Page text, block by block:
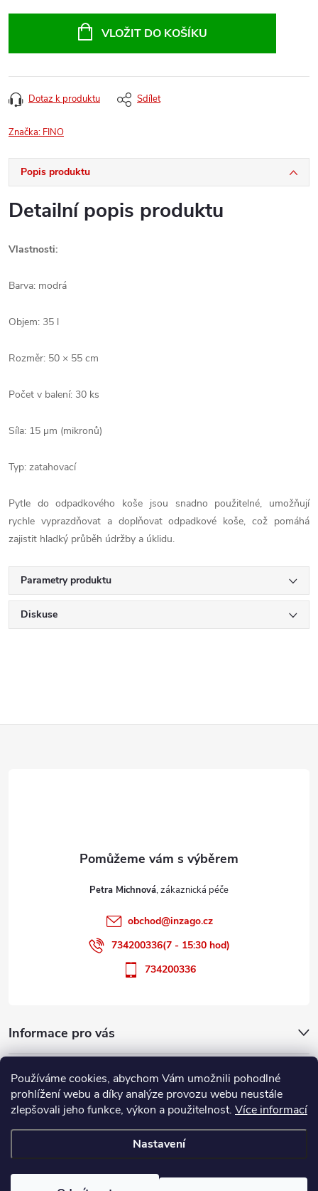
Používáme cookies, abychom Vám umožnili pohodlné
prohlížení webu a díky analýze provozu webu neustále
zlepšovali jeho funkce, výkon a použitelnost. Více informací
Nastavení
VLOŽIT DO KOŠÍKU
Dotaz k produktu Sdílet
Značka: FINO
Popis produktu
Detailní popis produktu
Vlastnosti:
Barva: modrá
Objem: 35 l
Rozměr: 50 × 55 cm
Počet v balení: 30 ks
Síla: 15 µm (mikronů)
Typ: zatahovací
Pytle do odpadkového koše jsou snadno použitelné, umožňují
rychle vyprazdňovat a doplňovat odpadkové koše, což pomáhá
zajistit hladký průběh údržby a úklidu.
Parametry produktu
Diskuse
Informace pro vás
Přijímáme online platby
Petra Michnová
obchod@inzago.cz
734200336(7 - 15:30 hod)
734200336
cookies